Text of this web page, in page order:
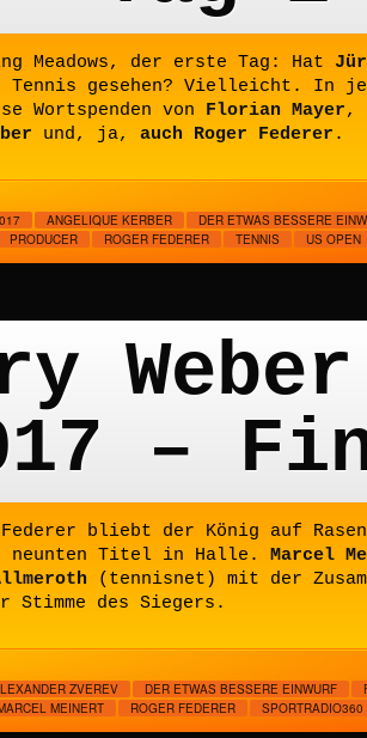
Meadows, der erste Tag: Hat
Tennis gesehen? Vielleicht. In
Wortspenden von Florian Mayer,
und, ja, auch Roger Federer .
ANGELIQUE KERBER
DER ETWAS BESSERE
PRODUCER ROGER FEDERER TENNIS US OPEN
–
Federer bliebt der König auf
neunten Titel in Halle. Marcel
(tennisnet) mit der
Stimme des Siegers.
ZVEREV DER ETWAS BESSERE EINWURF
MEINERT ROGER FEDERER SPORTRADIO360